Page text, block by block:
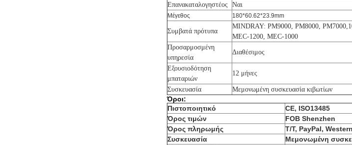
Επανακαταλογηστέος
Ναι
Μέγεθος 180*60.62*23.9mm
Συμβατά πρότυπα
MINDRAY: PM9000, PM8000,
MEC-1200, MEC-1000
Προσαρμοσμένη
υπηρεσία
Διαθέσιμος
Εξουσιοδότηση
μπαταριών
12 μήνες
Συσκευασία Μεμονωμένη συσκευασία κιβωτίων
Όροι:
Πιστοποιητικό
CE, ISO13485
Όρος τιμών
FOB Shenzhen
Όρος πληρωμής
T/T, PayPal,
Συσκευασία
Μεμονωμένη